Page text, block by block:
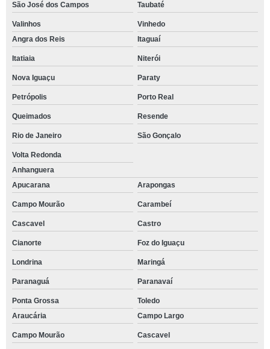
São José dos Campos Taubaté
Valinhos
Vinhedo
Angra dos Reis
Itaguaí
Itatiaia Niterói
Nova Iguaçu Paraty
Petrópolis Porto Real
Queimados Resende
Rio de Janeiro São Gonçalo
Volta Redonda
Anhanguera
Apucarana
Arapongas
Campo Mourão Carambeí
Cascavel Castro
Cianorte Foz do Iguaçu
Londrina Maringá
Paranaguá Paranavaí
Ponta Grossa
Toledo
Araucária
Campo Largo
Campo Mourão Cascavel